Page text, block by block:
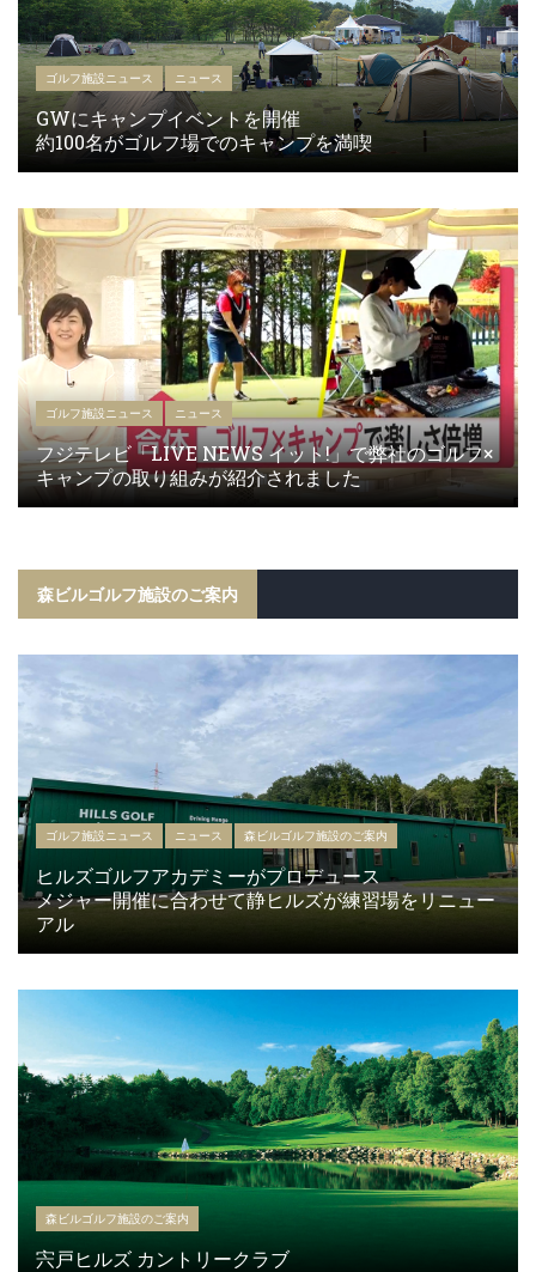
ゴルフ施設ニュース ニュース
GWにキャンプイベントを開催
約100名がゴルフ場でのキャンプを満喫
ゴルフ施設ニュース ニュース
フジテレビ「LIVE NEWS イット!」で弊社のゴルフ×
キャンプの取り組みが紹介されました
森ビルゴルフ施設のご案内
ゴルフ施設ニュース ニュース 森ビルゴルフ施設のご案内
ヒルズゴルフアカデミーがプロデュース
メジャー開催に合わせて静ヒルズが練習場をリニュー
アル
森ビルゴルフ施設のご案内
宍戸ヒルズ カントリークラブ